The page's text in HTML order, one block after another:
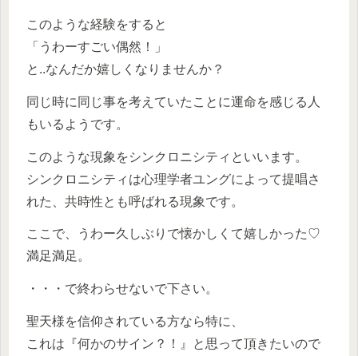
このような経験をすると
「うわーすごい偶然！」
と..なんだか嬉しくなりませんか？
同じ時に同じ事を考えていたことに運命を感じる人
もいるようです。
このような現象をシンクロニシティといいます。
シンクロニシティは心理学者ユングによって提唱さ
れた、共時性とも呼ばれる現象です。
ここで、うわー久しぶりで懐かしくて嬉しかった♡
満足満足。
・・・で終わらせないで下さい。
聖天様を信仰されている方なら特に、
これは『何かのサイン？！』と思って頂きたいので